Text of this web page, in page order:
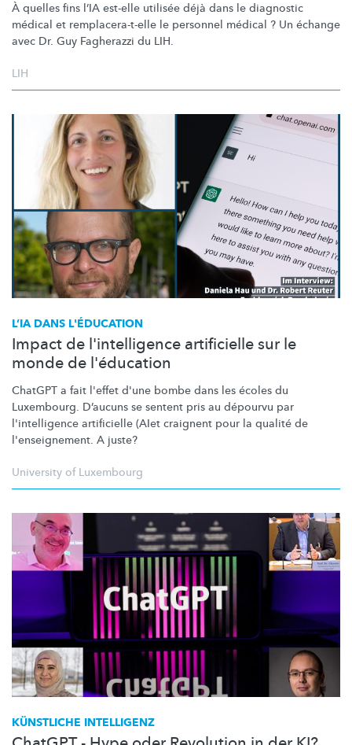
À quelles fins l’IA est-elle utilisée déjà dans le diagnostic
médical et remplacera-t-elle le personnel médical ? Un échange
avec Dr. Guy Fagherazzi du LIH.
LIH
L’IA DANS L'ÉDUCATION
Impact de l'intelligence artificielle sur le
monde de l'éducation
ChatGPT a fait l'effet d'une bombe dans les écoles du
Luxembourg. D’aucuns se sentent pris au dépourvu par
l'intelligence artificielle (AIet craignent pour la qualité de
l'enseignement. A juste?
University of Luxembourg
KÜNSTLICHE INTELLIGENZ